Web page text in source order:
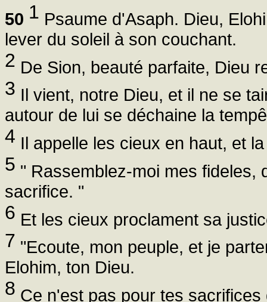
50 1 Psaume d'Asaph. Dieu,
lever du soleil à son couchant.
2 De Sion, beauté parfaite, Dieu
3 Il vient, notre Dieu, et il ne se
autour de lui se déchaine la
4 Il appelle les cieux en haut, et
5 " Rassemblez-moi mes fideles,
sacrifice. "
6 Et les cieux proclament sa
7 "Ecoute, mon peuple, et je
Elohim, ton Dieu.
8 Ce n'est pas pour tes